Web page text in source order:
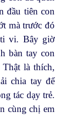
đầu tiên con
mà trước đó
vi. Bây giờ
bàn tay con
là thích,
chia tay để
tác dạy trẻ.
cùng chị em